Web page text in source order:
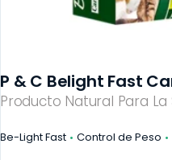
Producto Natural Para
P & C Belight Fast
Be-Light Fast Control de Peso